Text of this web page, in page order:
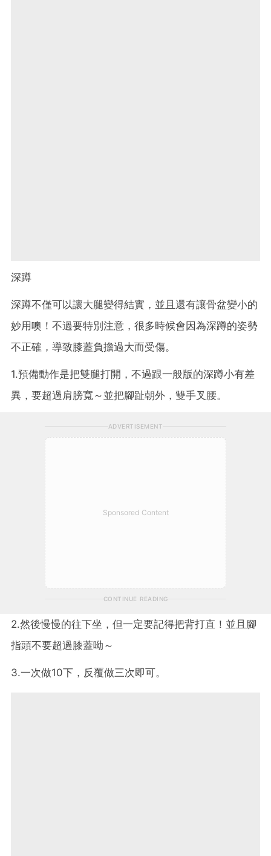
深蹲
深蹲不僅可以讓大腿變得結實，並且還有讓骨盆變小的
妙用噢！不過要特別注意，很多時候會因為深蹲的姿勢
不正確，導致膝蓋負擔過大而受傷。
1.預備動作是把雙腿打開，不過跟一般版的深蹲小有差
異，要超過肩膀寬～並把腳趾朝外，雙手叉腰。
ADVERTISEMENT
Sponsored Content
CONTINUE READING
2.然後慢慢的往下坐，但一定要記得把背打直！並且腳
指頭不要超過膝蓋呦～
3.一次做10下，反覆做三次即可。